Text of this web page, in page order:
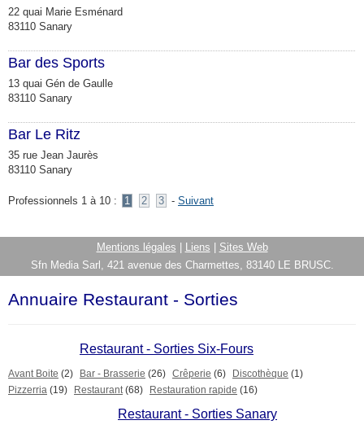
22 quai Marie Esménard
83110 Sanary
Bar des Sports
13 quai Gén de Gaulle
83110 Sanary
Bar Le Ritz
35 rue Jean Jaurès
83110 Sanary
Professionnels 1 à 10 : 1 2 3 - Suivant
Mentions légales Liens
Sites Web
Sfn Media Sarl, 421 avenue des Charmettes, 83140 LE BRUSC.
Annuaire Restaurant - Sorties
Restaurant - Sorties Six-Fours
Avant Boite (2) Bar - Brasserie (26) Crêperie (6) Discothèque (1)
Pizzerria (19) Restaurant (68) Restauration rapide (16)
Restaurant - Sorties Sanary